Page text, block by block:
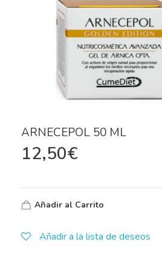
ARNECEPOL 50 ML
12,50€
Añadir al Carrito
Añadir a la lista de deseos